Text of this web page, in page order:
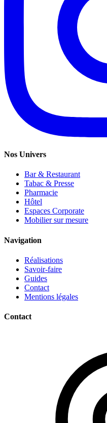
Nos Univers
Bar & Restaurant
Tabac & Presse
Pharmacie
Hôtel
Espaces Corporate
Mobilier sur mesure
Navigation
Réalisations
Savoir-faire
Guides
Contact
Mentions légales
Contact